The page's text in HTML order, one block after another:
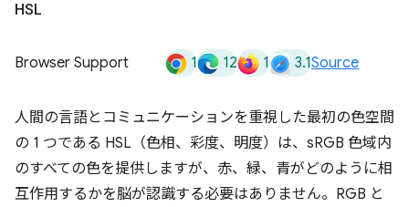
HSL
Browser Support 1 12 1 3.1Source
人間の言語とコミュニケーションを重視した最初の色空間
の 1 つである HSL（色相、彩度、明度）は、sRGB 色域内
のすべての色を提供しますが、赤、緑、青がどのように相
互作用するかを脳が認識する必要はありません。RGB と